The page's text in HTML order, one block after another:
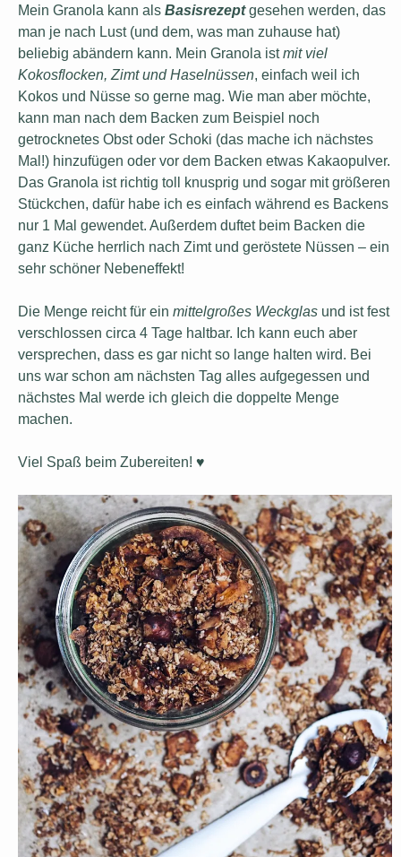
Mein Granola kann als Basisrezeptgesehen werden, das
man je nach Lust (und dem, was man zuhause hat)
beliebig abändern kann. Mein Granola istmit viel
Kokosflocken, Zimt und Haselnüssen, einfach weil ich
Kokos und Nüsse so gerne mag. Wie man aber möchte,
kann man nach dem Backen zum Beispiel noch
getrocknetes Obst oder Schoki (das mache ich nächstes
Mal!) hinzufügen oder vor dem Backen etwas Kakaopulver.
Das Granola ist richtig toll knusprig und sogar mit größeren
Stückchen, dafür habe ich es einfach während es Backens
nur 1 Mal gewendet. Außerdem duftet beim Backen die
ganz Küche herrlich nach Zimt und geröstete Nüssen – ein
sehr schöner Nebeneffekt!
Die Menge reicht für ein mittelgroßes Weckglas und ist fest
verschlossen circa 4 Tage haltbar. Ich kann euch aber
versprechen, dass es gar nicht so lange halten wird. Bei
uns war schon am nächsten Tag alles aufgegessen und
nächstes Mal werde ich gleich die doppelte Menge
machen.
Viel Spaß beim Zubereiten! ♥